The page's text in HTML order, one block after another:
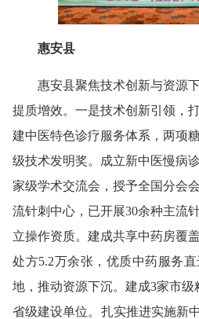
惠安县
惠安县聚焦技术创新与资源下
提质增效。一是技术创新引领，
建中医特色诊疗服务体系，两项
级技术发明奖。成立新中医慢病
家级学术交流会，授予全国分会
流针刺中心，已开展30余种主流
立操作资质。建成共享中药房覆
处方5.2万余张，优质中药服务
地，推动资源下沉。建成3家市
省级建设单位。扎实推进实施新